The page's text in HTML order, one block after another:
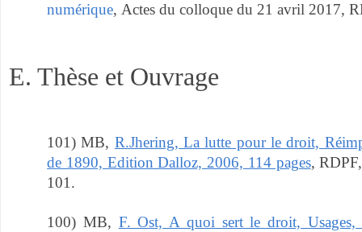
numérique, Actes du colloque du 21 avril 2017,
E. Thèse et Ouvrage
101) MB, R.Jhering, La lutte pour le droit,
de 1890, Edition Dalloz, 2006, 114 pages,
101.
100) MB, F. Ost, A quoi sert le droit, Usages,